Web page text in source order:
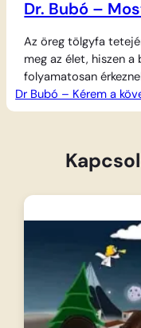
Dr. Bubó –
Az öreg tölgyfa
meg az élet, hiszen
folyamatosan
Ursula nővér, a
segíti a munkát,
szenvedő elefántot
Dr Bubó – Kérem a